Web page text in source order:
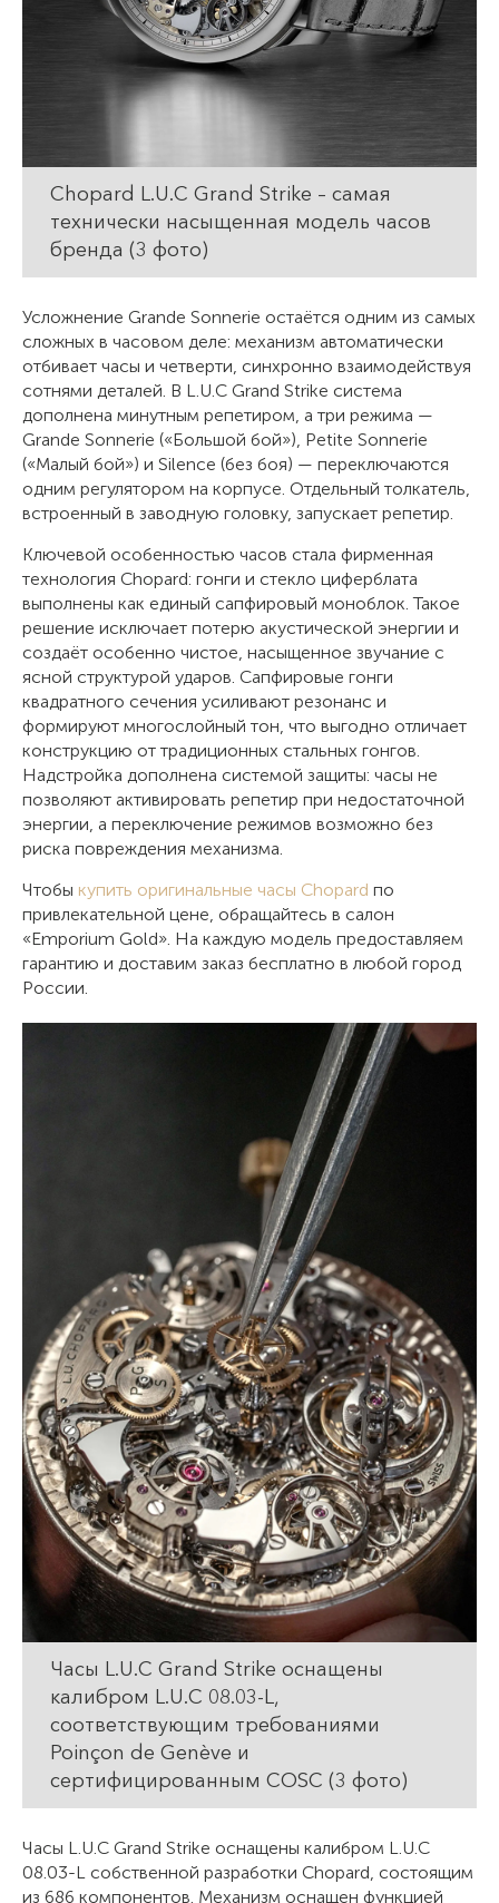
Chopard L.U.C Grand Strike – самая
технически насыщенная модель часов
бренда (3 фото)
Усложнение Grande Sonnerie остаётся одним из самых
сложных в часовом деле: механизм автоматически
отбивает часы и четверти, синхронно взаимодействуя
сотнями деталей. В L.U.C Grand Strike система
дополнена минутным репетиром, а три режима —
Grande Sonnerie («Большой бой»), Petite Sonnerie
(«Малый бой») и Silence (без боя) — переключаются
одним регулятором на корпусе. Отдельный толкатель,
встроенный в заводную головку, запускает репетир.
Ключевой особенностью часов стала фирменная
технология Chopard: гонги и стекло циферблата
выполнены как единый сапфировый моноблок. Такое
решение исключает потерю акустической энергии и
создаёт особенно чистое, насыщенное звучание с
ясной структурой ударов. Сапфировые гонги
квадратного сечения усиливают резонанс и
формируют многослойный тон, что выгодно отличает
конструкцию от традиционных стальных гонгов.
Надстройка дополнена системой защиты: часы не
позволяют активировать репетир при недостаточной
энергии, а переключение режимов возможно без
риска повреждения механизма.
Чтобы купить оригинальные часы Chopard по
привлекательной цене, обращайтесь в салон
«Emporium Gold». На каждую модель предоставляем
гарантию и доставим заказ бесплатно в любой город
России.
Часы L.U.C Grand Strike оснащены
калибром L.U.C 08.03-L,
соответствующим требованиями
Poinçon de Genève и
сертифицированным COSC (3 фото)
Часы L.U.C Grand Strike оснащены калибром L.U.C
08.03-L собственной разработки Chopard, состоящим
из 686 компонентов. Механизм оснащен функцией